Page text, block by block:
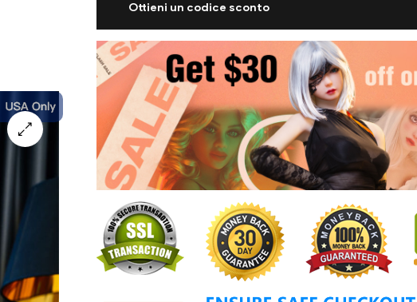
Ottieni un codice sconto
Prezzi delle bambole finiti $600 hanno diritto a a $30 sconto.
Codice sconto:hy30
Prezzi delle bambole finiti $999 hanno diritto a a $50 sconto.
Codice sconto:HY50